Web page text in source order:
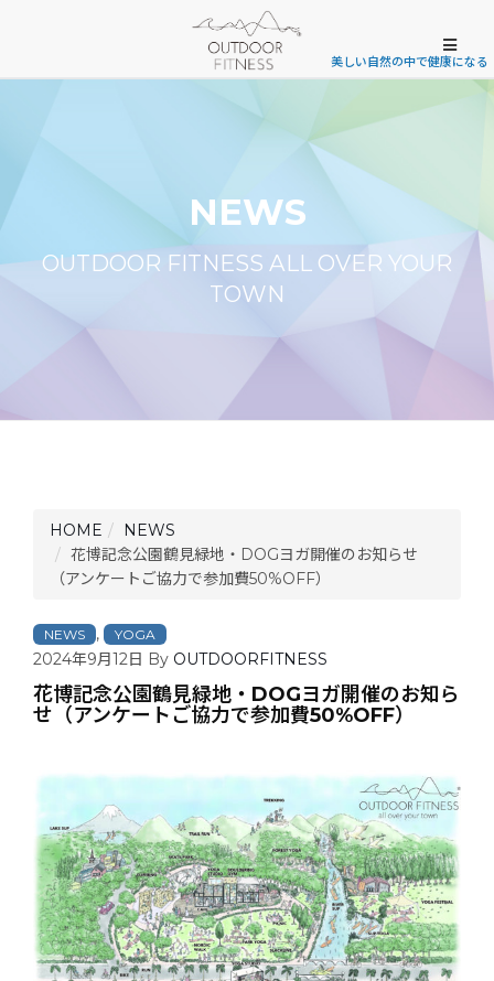
美しい自然の中で健康になる
NEWS
OUTDOOR FITNESS ALL OVER YOUR
TOWN
HOME
NEWS
花博記念公園鶴見緑地・DOGヨガ開催のお知らせ
（アンケートご協力で参加費50%OFF）
NEWS , YOGA
2024年9月12日 By OUTDOORFITNESS
花博記念公園鶴見緑地・DOGヨガ開催のお知ら
せ（アンケートご協力で参加費50%OFF）